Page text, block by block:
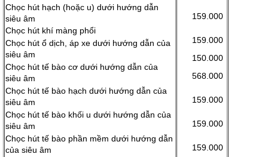
Chọc hút hạch (hoặc u) dưới hướng dẫn
siêu âm
Chọc hút khí màng phổi
Chọc hút ổ dịch, áp xe dưới hướng dẫn của
siêu âm
Chọc hút tế bào cơ dưới hướng dẫn của
siêu âm
Chọc hút tế bào hạch dưới hướng dẫn của
siêu âm
Chọc hút tế bào khối u dưới hướng dẫn của
siêu âm
Chọc hút tế bào phần mềm dưới hướng dẫn
của siêu âm
159.000
159.000
150.000
568.000
159.000
159.000
159.000